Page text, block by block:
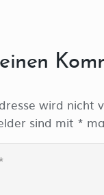
wird nicht
sind mit *